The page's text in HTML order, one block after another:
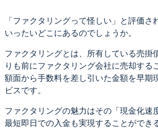
「ファクタリングって怪しい」と評価さ
いったいどこにあるのでしょうか。
ファクタリングとは、所有している売掛
りも前にファクタリング会社に売却する
額面から手数料を差し引いた金額を早期
ビスです。
ファクタリングの魅力はその「現金化速
最短即日での入金も実現することができ